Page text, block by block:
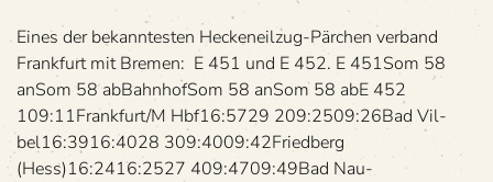
Frankfurt
—
Bremen
Eines der bekann­tes­ten Hecken­eil­zug-Pär­chen ver­band
Frank­furt mit Bre­men: E 451 und E 452. E 451Som 58
anSom 58 abBahn­hofSom 58 anSom 58 abE 452
109:11Frankfurt/M Hbf16:5729 209:2509:26Bad Vil­
bel16:3916:4028 309:4009:42Fried­berg
(Hess)16:2416:2527 409:4709:49Bad Nau­